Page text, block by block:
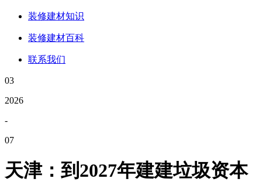
装修建材知识
装修建材百科
联系我们
03
2026
-
07
天津：到2027年建建垃圾资本